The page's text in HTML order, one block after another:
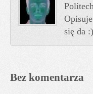
się da :)
Bez komentarza